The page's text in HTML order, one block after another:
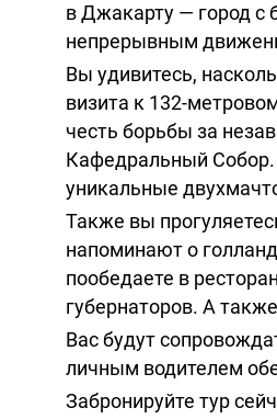
в Джакарту — город с
непрерывным
Вы удивитесь,
визита к 132-
честь борьбы за
Кафедральный Собор.
уникальные
Также вы
напоминают о
пообедаете в
губернаторов. А
Вас будут
личным водителем
Забронируйте тур